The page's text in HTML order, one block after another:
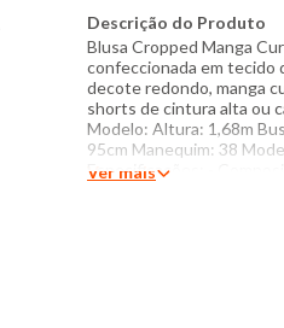
Descrição do Produto
Blusa Cropped Manga
confeccionada em tecido
decote redondo, manga
shorts de cintura alta ou
Modelo: Altura: 1,68m
95cm Manequim: 38
Especificações: -
Ver mais